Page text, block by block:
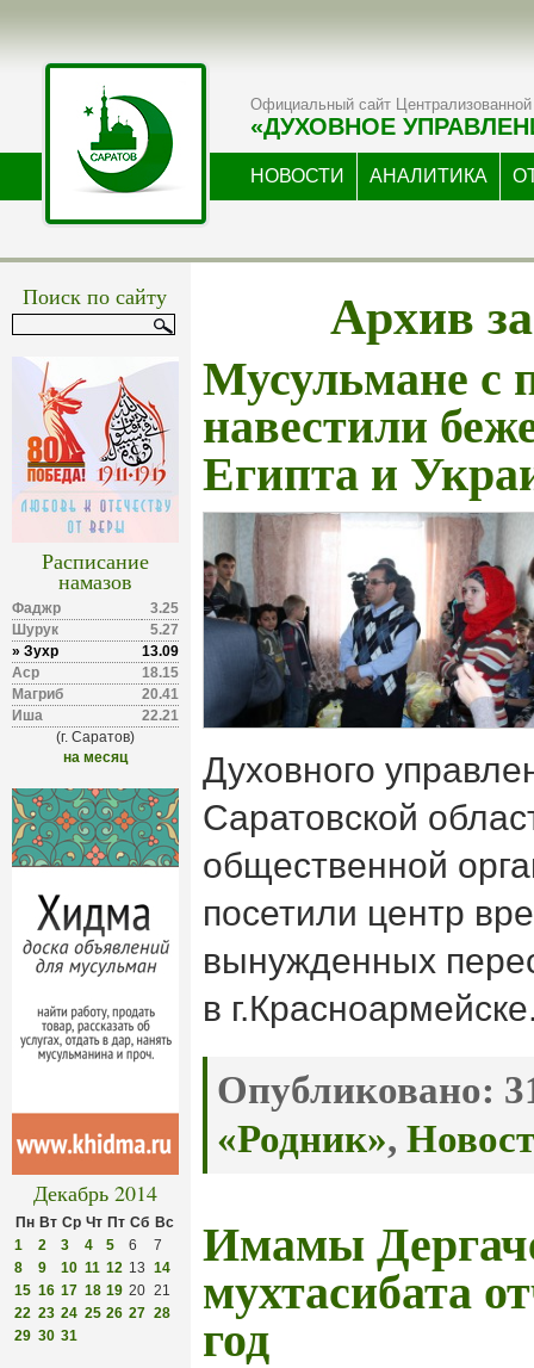
Официальный сайт Централизованной
«ДУХОВНОЕ
НОВОСТИ АНАЛИТИКА
Поиск по сайту
Расписание
намазов
Фаджр
3.25
Шурук
5.27
» Зухр
13.09
Аср
18.15
Магриб
20.41
Иша
22.21
(г. Саратов)
на месяц
Декабрь 2014
Пн Вт Ср Чт Пт Сб Вс
1
2 3 4 5 6
7
8
9 10 11 12 13 14
15 16 17 18 19 20 21
22 23 24 25 26 27 28
29 30 31
Архив
Мусульмане с
навестили
Египта и
Духовного
Саратовской
общественной
посетили центр
вынужденных
в
Опубликовано:
«Родник»,
Имамы
мухтасибата
год